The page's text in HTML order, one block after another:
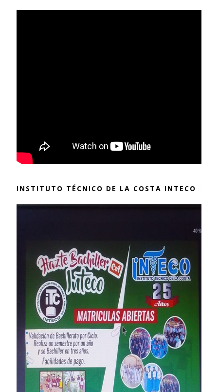
INSTITUTO TÉCNICO DE LA COSTA INTECO